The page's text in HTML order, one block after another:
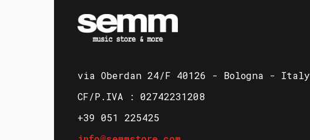
via Oberdan 24/F 40126 - Bologna - Italy
CF/P.IVA : 02742231208
+39 051 225425